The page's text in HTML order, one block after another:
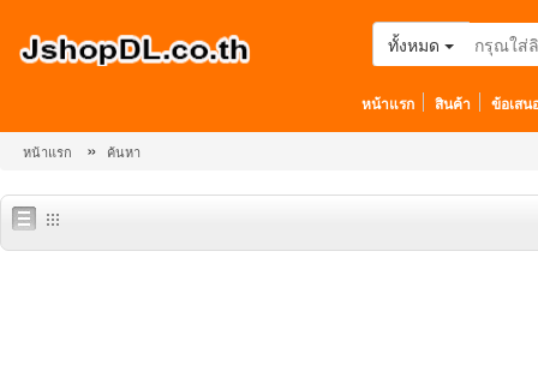
ทั้งหมด
หน้าแรก สินค้า ข้อเสน
หน้าแรก » ค้นหา